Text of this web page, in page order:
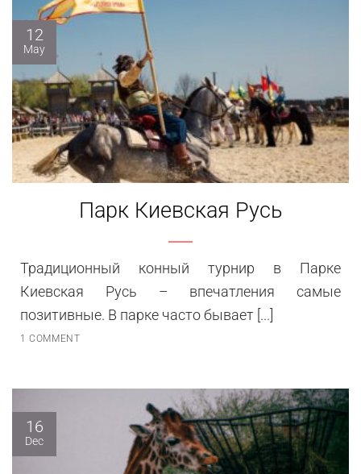
Парк Киевская Русь
Традиционный конный турнир в Парке
Киевская Русь – впечатления самые
позитивные. В парке часто бывает [...]
1 COMMENT
12
May
16
Dec